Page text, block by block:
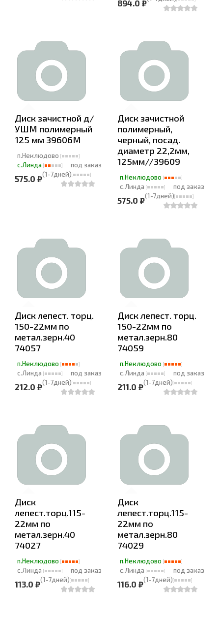
894.0 ₽
Диск зачистной д/
УШМ полимерный
125 мм 39606М
п.Неклюдово
с.Линда
под заказ
(1-7дней)
575.0 ₽
Диск зачистной
полимерный,
черный, посад.
диаметр 22,2мм,
125мм//39609
п.Неклюдово
с.Линда
под заказ
(1-7дней)
575.0 ₽
Диск лепест. торц.
150-22мм по
метал.зерн.40
74057
п.Неклюдово
с.Линда
под заказ
(1-7дней)
212.0 ₽
Диск лепест. торц.
150-22мм по
метал.зерн.80
74059
п.Неклюдово
с.Линда
под заказ
(1-7дней)
211.0 ₽
Диск
лепест.торц.115-
22мм по
метал.зерн.40
74027
п.Неклюдово
с.Линда
под заказ
(1-7дней)
113.0 ₽
Диск
лепест.торц.115-
22мм по
метал.зерн.80
74029
п.Неклюдово
с.Линда
под заказ
(1-7дней)
116.0 ₽